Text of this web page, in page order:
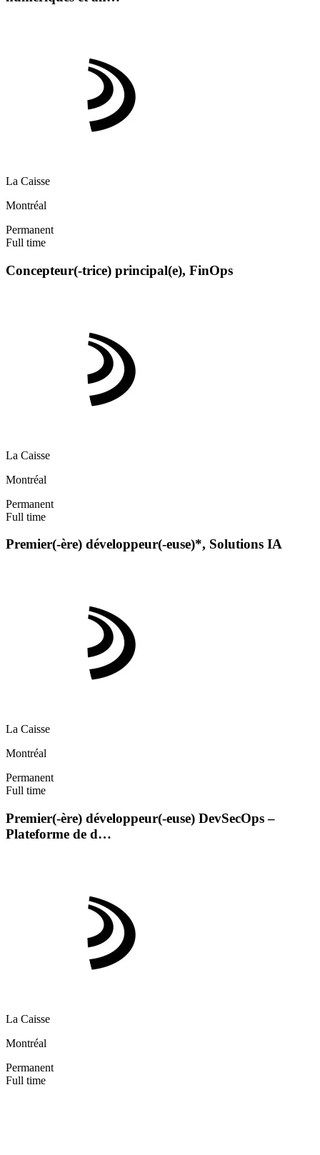
La Caisse
Montréal
Permanent
Full time
Concepteur(-trice) principal(e), FinOps
La Caisse
Montréal
Permanent
Full time
Premier(-ère) développeur(-euse)*, Solutions IA
La Caisse
Montréal
Permanent
Full time
Premier(-ère) développeur(-euse) DevSecOps –
Plateforme de d…
La Caisse
Montréal
Permanent
Full time